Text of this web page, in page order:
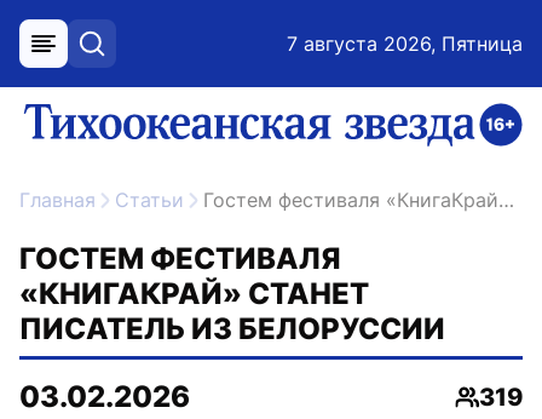
меню поиск 7 августа 2026, Пятница
ссылка на главную
Главная Статьи Гостем фестиваля «КнигаКрай» станет писатель из Белоруссии
ГОСТЕМ ФЕСТИВАЛЯ
«КНИГАКРАЙ» СТАНЕТ
ПИСАТЕЛЬ ИЗ БЕЛОРУССИИ
03.02.2026
319